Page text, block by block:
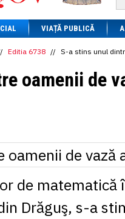
1 BGN= 2.5449
1 CAD= 3.1559
1 CHF= 5.2813
1 CNY= 0.6015
1 DKK = 0.6668
1 EGP
= 0.0860
1 MXN
= 0.2227
1 NOK= 0.4191
1 PLN= 1.1646
1 RSD = 0.0425
1 RUB= 0.0530
1 SEK= 0.4526
VIAȚĂ PUBLICĂ
Editia 6738 // S-a stins unul
oamenii de
de matematică
Drăguş, s-a